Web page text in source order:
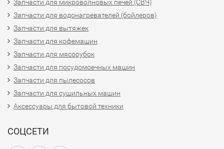
Запчасти для микроволновых печей (СВЧ)
Запчасти для водонагревателей (бойлеров)
Запчасти для вытяжек
Запчасти для кофемашин
Запчасти для мясорубок
Запчасти для посудомоечных машин
Запчасти для пылесосов
Запчасти для сушильных машин
Аксессуары для бытовой техники
СОЦСЕТИ